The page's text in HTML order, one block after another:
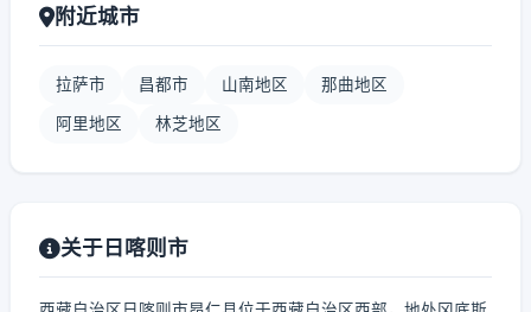
附近城市
拉萨市 昌都市 山南地区 那曲地区
阿里地区 林芝地区
关于日喀则市